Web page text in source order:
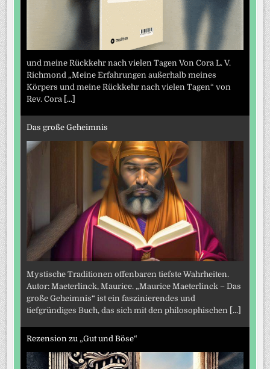
und meine Rückkehr nach vielen Tagen Von Cora L. V.
Richmond „Meine Erfahrungen außerhalb meines
Körpers und meine Rückkehr nach vielen Tagen“ von
Rev. Cora [...]
Das große Geheimnis
Mystische Traditionen offenbaren tiefste Wahrheiten.
Autor: Maeterlinck, Maurice. „Maurice Maeterlinck – Das
große Geheimnis“ ist ein faszinierendes und
tiefgründiges Buch, das sich mit den philosophischen [...]
Rezension zu „Gut und Böse“